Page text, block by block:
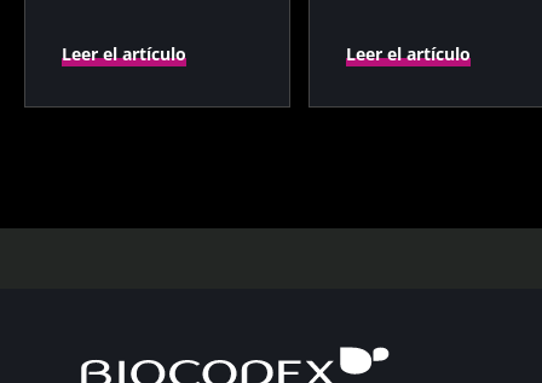
Leer el artículo
Leer el artículo